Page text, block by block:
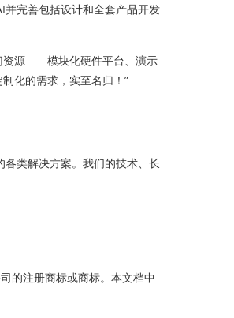
完善包括设计和全套产品开发
资源——模块化硬件平台、演示
化的需求，实至名归！”
类解决方案。我们的技术、长
的注册商标或商标。本文档中